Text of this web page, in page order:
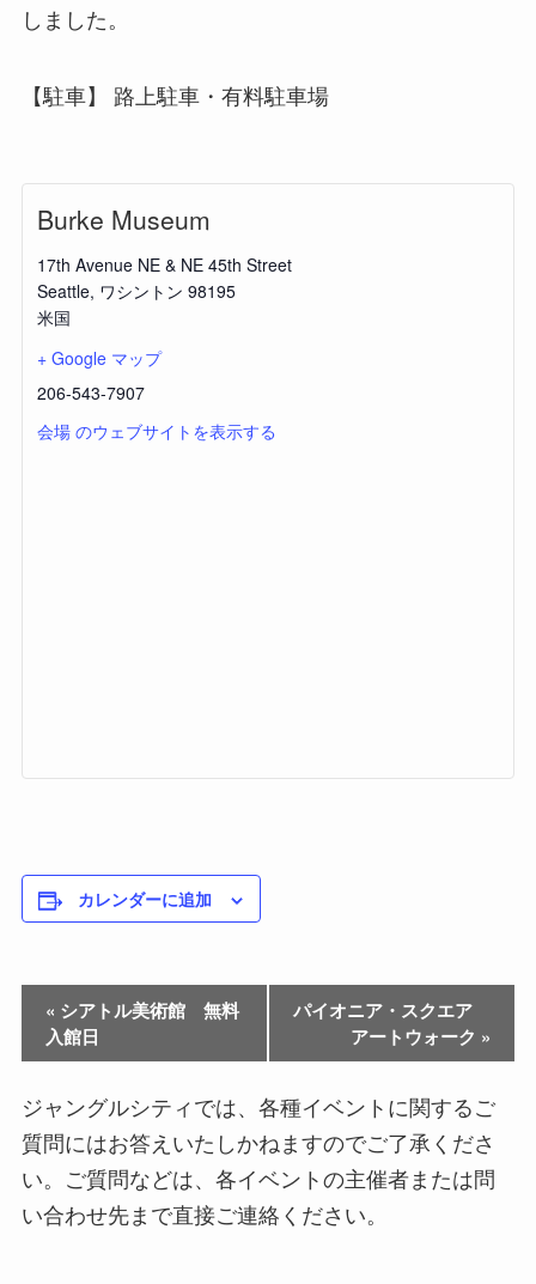
しました。
【駐車】 路上駐車・有料駐車場
Burke Museum
17th Avenue NE & NE 45th Street
Seattle, ワシントン 98195
米国
+ Google マップ
206-543-7907
会場 のウェブサイトを表示する
カレンダーに追加
« シアトル美術館 無料
入館日
パイオニア・スクエア
アートウォーク »
ジャングルシティでは、各種イベントに関するご
質問にはお答えいたしかねますのでご了承くださ
い。ご質問などは、各イベントの主催者または問
い合わせ先まで直接ご連絡ください。